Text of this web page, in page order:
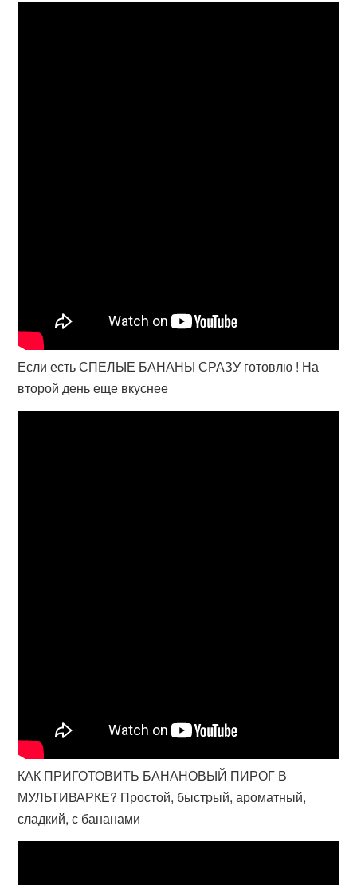
Если есть СПЕЛЫЕ БАНАНЫ СРАЗУ готовлю ! На
второй день еще вкуснее
КАК ПРИГОТОВИТЬ БАНАНОВЫЙ ПИРОГ В
МУЛЬТИВАРКЕ? Простой, быстрый, ароматный,
сладкий, с бананами